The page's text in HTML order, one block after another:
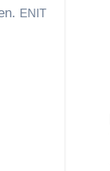
ENIT